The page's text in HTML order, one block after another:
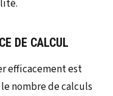
DE CALCUL
efficacement est
nombre de calculs